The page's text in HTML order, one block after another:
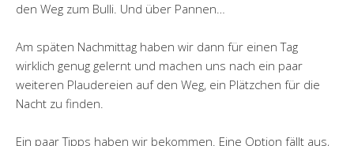
den Weg zum Bulli. Und über Pannen…
Am späten Nachmittag haben wir dann für einen Tag
wirklich genug gelernt und machen uns nach ein paar
weiteren Plaudereien auf den Weg, ein Plätzchen für die
Nacht zu finden.
Ein paar Tipps haben wir bekommen. Eine Option fällt aus,